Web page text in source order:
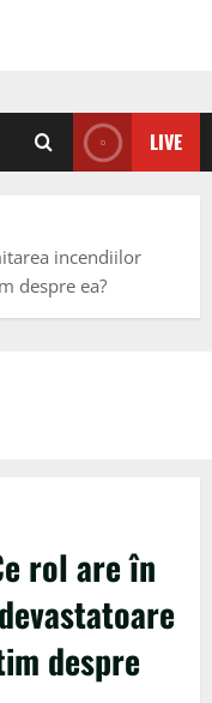
LIVE
incendiilor
despre ea?
rol are în
despre